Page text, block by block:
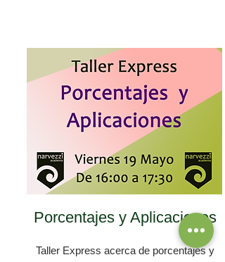
Porcentajes y Aplicaciones
Taller Express acerca de porcentajes y